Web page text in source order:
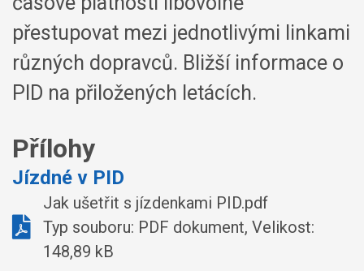
přestupovat mezi jednotlivými linkami
různých dopravců. Bližší informace o
PID na přiložených letácích.
Přílohy
Jízdné v PID
Jak ušetřit s jízdenkami PID.pdf
Typ souboru: PDF dokument, Velikost:
148,89 kB